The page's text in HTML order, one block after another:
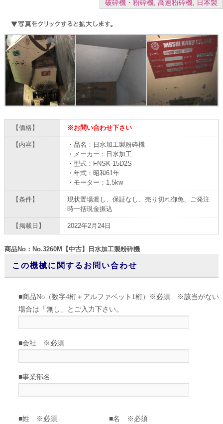
破砕機・粉砕機, 高速粉砕機, 日本製
【価格】 ※お問い合わせ下さい
【内容】
・品名：日水加工製粉砕機
・メーカー：日水加工
・型式：FNSK-15D2S
・年式：昭和61年
・モーター：1.5kw
【条件】
現状置場渡し、保証なし、売り切れ御免、ご発注
時一括現金振込
【掲載日】 2022年2月24日
商品No：No.3260M【中古】日水加工製粉砕機
この機械に関するお問い合わせ